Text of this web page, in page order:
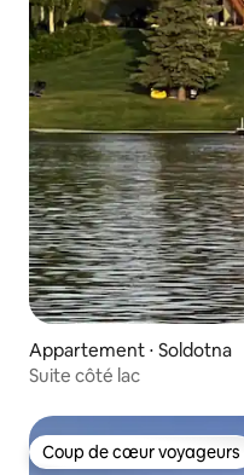
Appartement ⋅ Soldotna
Suite côté lac
Coup de cœur voyageurs
Coup de cœur voyageurs